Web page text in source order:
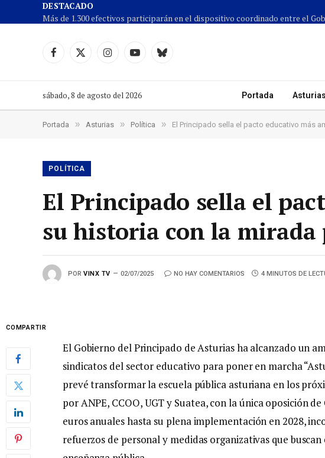
DESTACADO
Facebook
X
InstagramYouTubeCielo
sábado, 8 de agosto del 2026 Portada Asturias
Portada » Asturias » Política » El Principado sella el pacto educativo más
POLÍTICA
El Principado sella el
su historia con la mirada
POR VINX TV 02/07/2025 NO HAY COMENTARIOS 4 MINUTOS DE
COMPARTIR
El Gobierno del Principado de Asturias ha alcanzado un
sindicatos del sector educativo para poner en marcha
prevé transformar la escuela pública asturiana en los
por ANPE, CCOO, UGT y Suatea, con la única oposición
euros anuales hasta su plena implementación en 2028,
refuerzos de personal y medidas organizativas que